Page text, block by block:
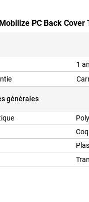
PC Back
1 an
générales